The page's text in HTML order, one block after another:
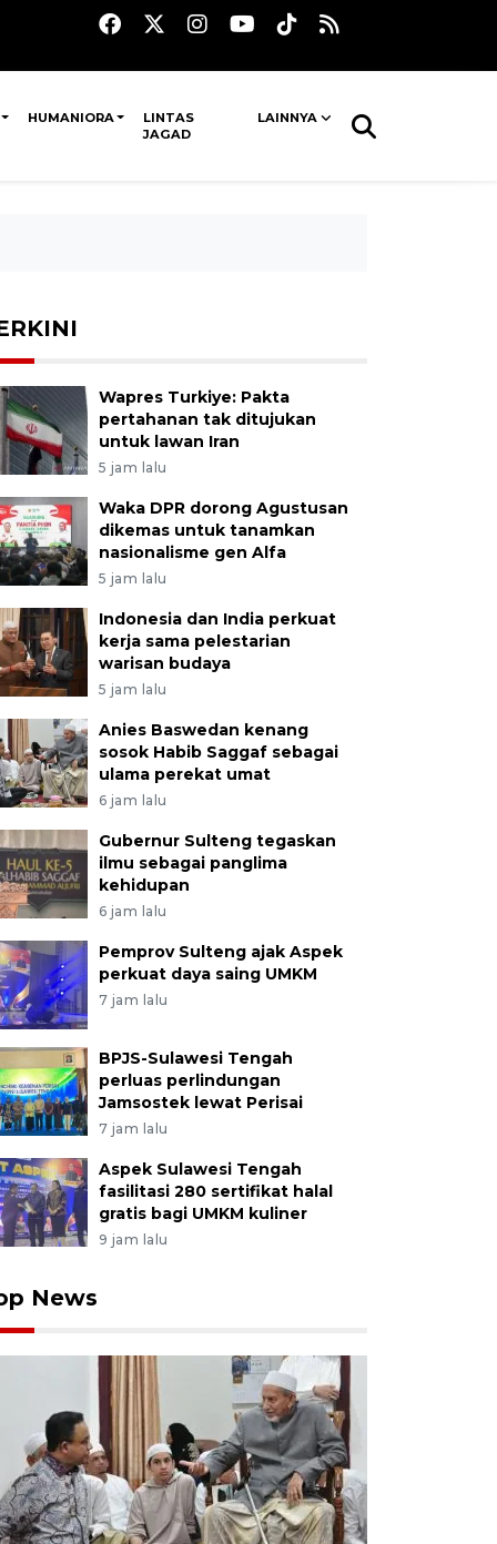
HUMANIORA
LINTAS
JAGAD
LAINNYA
Wapres Turkiye: Pakta
pertahanan tak ditujukan
untuk lawan Iran
5 jam lalu
Waka DPR dorong Agustusan
dikemas untuk tanamkan
nasionalisme gen Alfa
5 jam lalu
Indonesia dan India perkuat
kerja sama pelestarian
warisan budaya
5 jam lalu
Anies Baswedan kenang
sosok Habib Saggaf sebagai
ulama perekat umat
6 jam lalu
Gubernur Sulteng tegaskan
ilmu sebagai panglima
kehidupan
6 jam lalu
Pemprov Sulteng ajak Aspek
perkuat daya saing UMKM
7 jam lalu
BPJS-Sulawesi Tengah
perluas perlindungan
Jamsostek lewat Perisai
7 jam lalu
Aspek Sulawesi Tengah
fasilitasi 280 sertifikat halal
gratis bagi UMKM kuliner
9 jam lalu
News